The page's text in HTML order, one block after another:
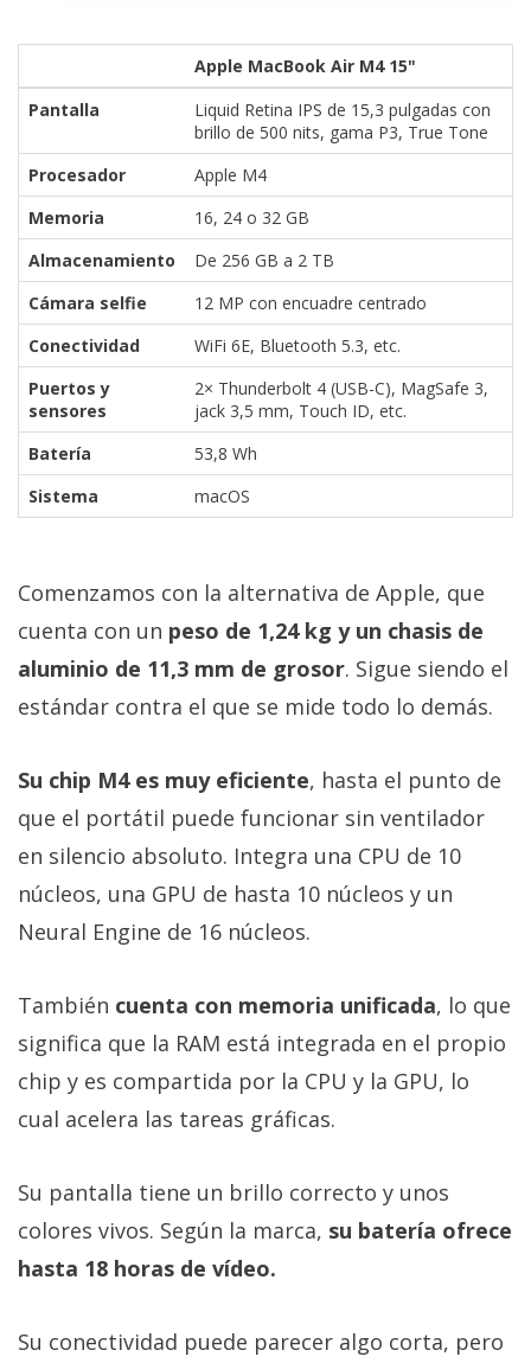
Apple MacBook Air M4 15"
Pantalla
Liquid Retina IPS de 15,3 pulgadas con
brillo de 500 nits, gama P3, True Tone
Procesador
Apple M4
Memoria
16, 24 o 32 GB
Almacenamiento
De 256 GB a 2 TB
Cámara selfie
12 MP con encuadre centrado
Conectividad
WiFi 6E, Bluetooth 5.3, etc.
Puertos y
sensores
2× Thunderbolt 4 (USB-C), MagSafe 3,
jack 3,5 mm, Touch ID, etc.
Batería
53,8 Wh
Sistema
macOS
Comenzamos con la alternativa de Apple, que
cuenta con un peso de 1,24 kg y un chasis de
aluminio de 11,3 mm de grosor. Sigue siendo el
estándar contra el que se mide todo lo demás.
Su chip M4 es muy eficiente, hasta el punto de
que el portátil puede funcionar sin ventilador
en silencio absoluto. Integra una CPU de 10
núcleos, una GPU de hasta 10 núcleos y un
Neural Engine de 16 núcleos.
También cuenta con memoria unificada, lo que
significa que la RAM está integrada en el propio
chip y es compartida por la CPU y la GPU, lo
cual acelera las tareas gráficas.
Su pantalla tiene un brillo correcto y unos
colores vivos. Según la marca, su batería ofrece
hasta 18 horas de vídeo.
Su conectividad puede parecer algo corta, pero